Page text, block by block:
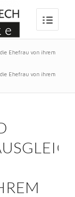
Ehefrau von ihrem
Ehefrau von ihrem